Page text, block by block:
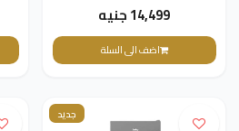
14,499 جنيه
اضف الى السلة
جديد